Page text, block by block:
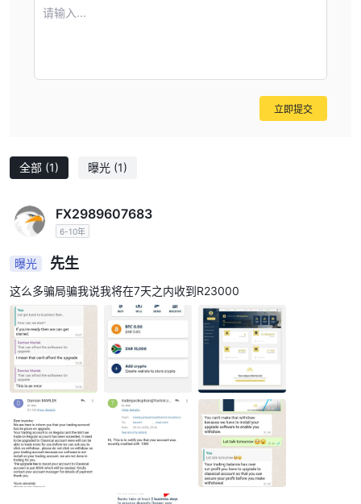
全部 (1) 曝光 (1)
FX2989607683
6-10年
曝光 先生
这么多骗局骗我说我将在7天之内收到R23000
请输入...
立即提交